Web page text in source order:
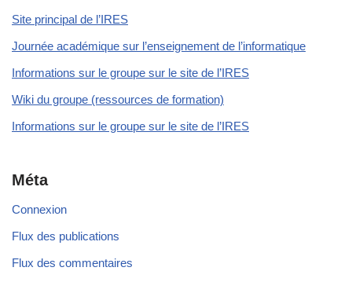
Site principal de l’IRES
Journée académique sur l’enseignement de l’informatique
Informations sur le groupe sur le site de l’IRES
Wiki du groupe (ressources de formation)
Informations sur le groupe sur le site de l’IRES
Méta
Connexion
Flux des publications
Flux des commentaires